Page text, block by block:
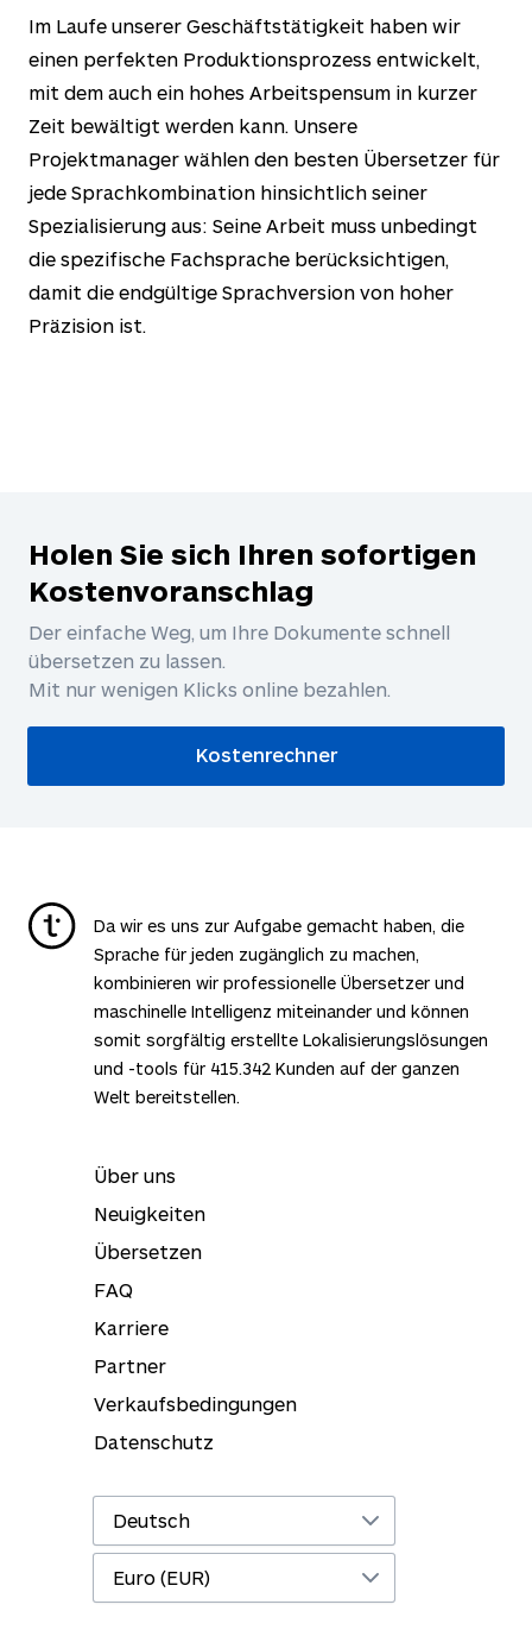
Im Laufe unserer Geschäftstätigkeit haben wir
einen perfekten Produktionsprozess entwickelt,
mit dem auch ein hohes Arbeitspensum in kurzer
Zeit bewältigt werden kann. Unsere
Projektmanager wählen den besten Übersetzer für
jede Sprachkombination hinsichtlich seiner
Spezialisierung aus: Seine Arbeit muss unbedingt
die spezifische Fachsprache berücksichtigen,
damit die endgültige Sprachversion von hoher
Präzision ist.
Holen Sie sich Ihren sofortigen
Kostenvoranschlag
Der einfache Weg, um Ihre Dokumente schnell
übersetzen zu lassen.
Mit nur wenigen Klicks online bezahlen.
Kostenrechner
Da wir es uns zur Aufgabe gemacht haben, die
Sprache für jeden zugänglich zu machen,
kombinieren wir professionelle Übersetzer und
maschinelle Intelligenz miteinander und können
somit sorgfältig erstellte Lokalisierungslösungen
und -tools für 415.342 Kunden auf der ganzen
Welt bereitstellen.
Über uns
Neuigkeiten
Übersetzen
FAQ
Karriere
Partner
Verkaufsbedingungen
Datenschutz